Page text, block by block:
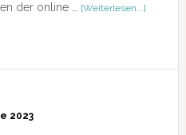
der online …
[Weiterlesen...]
2023